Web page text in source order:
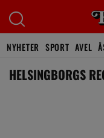
NYHETER SPORT AVEL
HELSINGBORGS